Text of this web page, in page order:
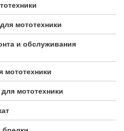
мототехники
и обслуживания
мототехники
мототехники